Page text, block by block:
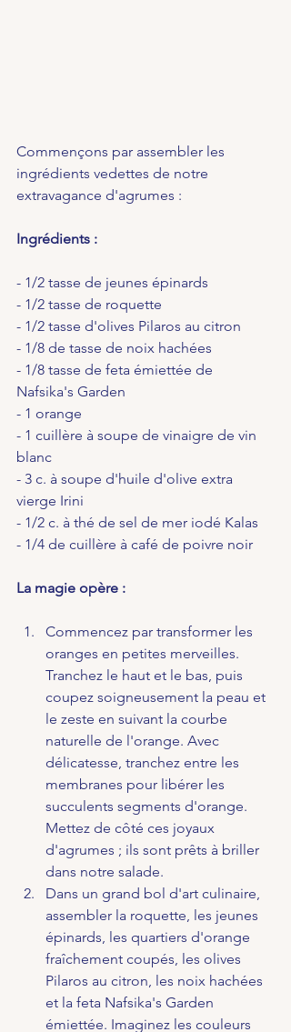
Commençons par assembler les
ingrédients vedettes de notre
extravagance d'agrumes :
Ingrédients :
- 1/2 tasse de jeunes épinards
- 1/2 tasse de roquette
- 1/2 tasse d'olives Pilaros au citron
- 1/8 de tasse de noix hachées
- 1/8 tasse de feta émiettée de
Nafsika's Garden
- 1 orange
- 1 cuillère à soupe de vinaigre de vin
blanc
- 3 c. à soupe d'huile d'olive extra
vierge Irini
- 1/2 c. à thé de sel de mer iodé Kalas
- 1/4 de cuillère à café de poivre noir
La magie opère :
Commencez par transformer les
oranges en petites merveilles.
Tranchez le haut et le bas, puis
coupez soigneusement la peau et
le zeste en suivant la courbe
naturelle de l'orange. Avec
délicatesse, tranchez entre les
membranes pour libérer les
succulents segments d'orange.
Mettez de côté ces joyaux
d'agrumes ; ils sont prêts à briller
dans notre salade.
Dans un grand bol d'art culinaire,
assembler la roquette, les jeunes
épinards, les quartiers d'orange
fraîchement coupés, les olives
Pilaros au citron, les noix hachées
et la feta Nafsika's Garden
émiettée. Imaginez les couleurs